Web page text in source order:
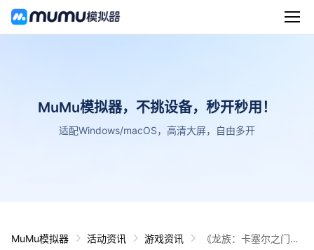
MuMu模拟器，不挑设备，秒开秒用！
适配Windows/macOS，高清大屏，自由多开
MuMu模拟器 活动资讯 游戏资讯
《龙族：卡塞尔之门》